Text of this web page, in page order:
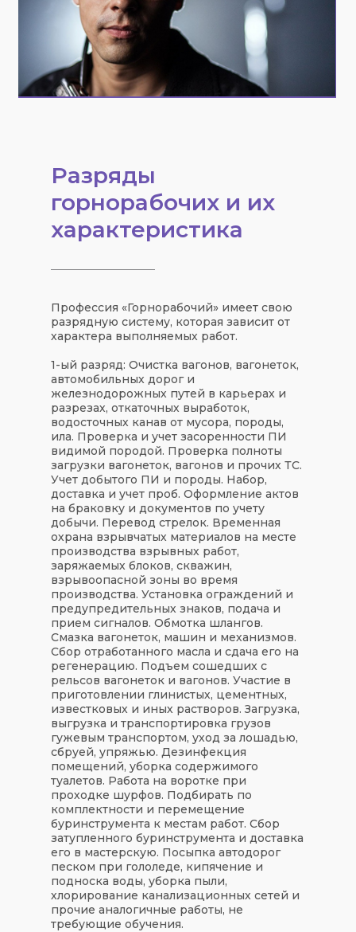
Разряды
горнорабочих и их
характеристика
Профессия «Горнорабочий» имеет свою
разрядную систему, которая зависит от
характера выполняемых работ.
1-ый разряд: Очистка вагонов, вагонеток,
автомобильных дорог и
железнодорожных путей в карьерах и
разрезах, откаточных выработок,
водосточных канав от мусора, породы,
ила. Проверка и учет засоренности ПИ
видимой породой. Проверка полноты
загрузки вагонеток, вагонов и прочих ТС.
Учет добытого ПИ и породы. Набор,
доставка и учет проб. Оформление актов
на браковку и документов по учету
добычи. Перевод стрелок. Временная
охрана взрывчатых материалов на месте
производства взрывных работ,
заряжаемых блоков, скважин,
взрывоопасной зоны во время
производства. Установка ограждений и
предупредительных знаков, подача и
прием сигналов. Обмотка шлангов.
Смазка вагонеток, машин и механизмов.
Сбор отработанного масла и сдача его на
регенерацию. Подъем сошедших с
рельсов вагонеток и вагонов. Участие в
приготовлении глинистых, цементных,
известковых и иных растворов. Загрузка,
выгрузка и транспортировка грузов
гужевым транспортом, уход за лошадью,
сбруей, упряжью. Дезинфекция
помещений, уборка содержимого
туалетов. Работа на воротке при
проходке шурфов. Подбирать по
комплектности и перемещение
буринструмента к местам работ. Сбор
затупленного буринструмента и доставка
его в мастерскую. Посыпка автодорог
песком при гололеде, кипячение и
подноска воды, уборка пыли,
хлорирование канализационных сетей и
прочие аналогичные работы, не
требующие обучения.